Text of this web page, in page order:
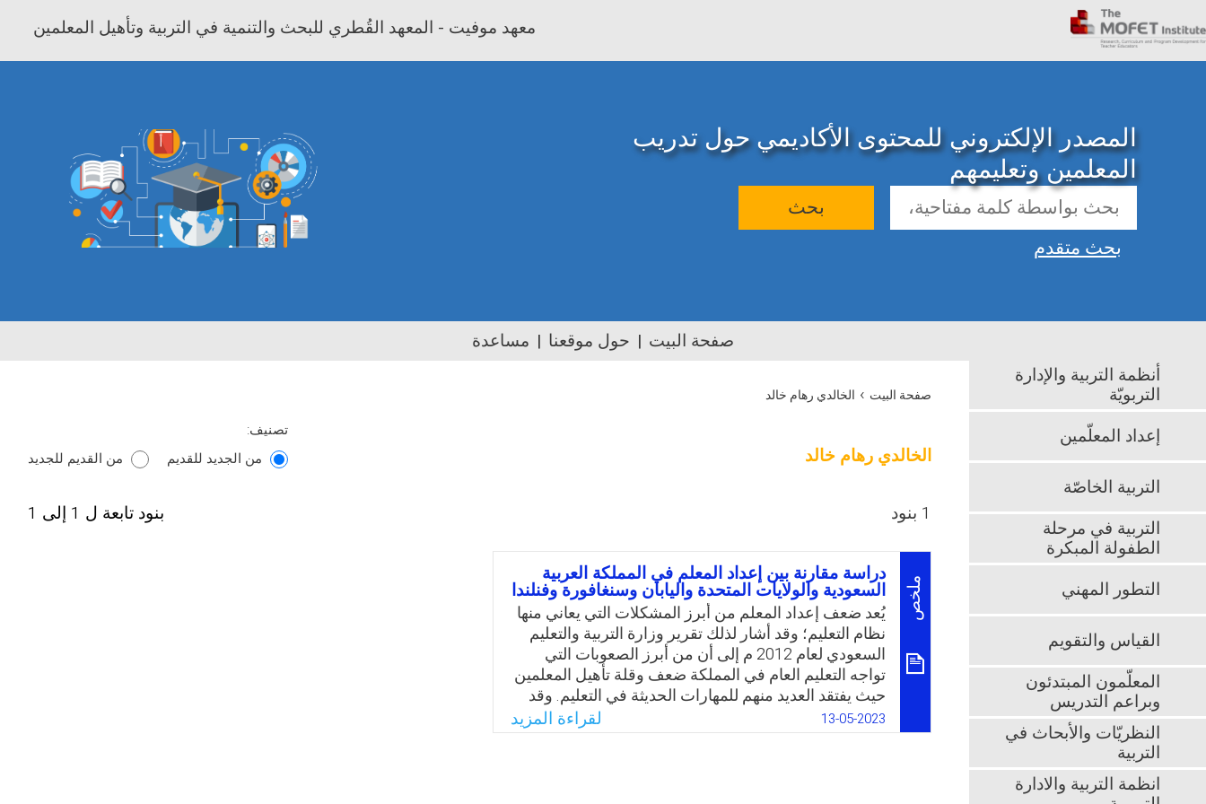
معهد موفيت - المعهد القُطري للبحث والتنمية في التربية وتأهيل المعلمين
المصدر الإلكتروني للمحتوى الأكاديمي حول تدريب
المعلمين وتعليمهم
بحث
بحث متقدم
صفحة البيت حول موقعنا مساعدة
صفحة البيت › الخالدي رهام خالد
الخالدي رهام خالد
تصنيف:
من الجديد للقديم
من القديم للجديد
1 بنود بنود تابعة ل 1 إلى 1
ملخص
دراسة مقارنة بين إعداد المعلم في المملكة العربية
السعودية والولايات المتحدة واليابان وسنغافورة وفنلندا
يُعد ضعف إعداد المعلم من أبرز المشكلات التي يعاني منها
نظام التعليم؛ وقد أشار لذلك تقرير وزارة التربية والتعليم
السعودي لعام 2012 م إلى أن من أبرز الصعوبات التي
تواجه التعليم العام في المملكة ضعف وقلة تأهيل المعلمين
حيث يفتقد العديد منهم للمهارات الحديثة في التعليم. وقد
أوصت العديد من الدراسات السابقة على ضرورة الاهتمام
بتطوير برامج إعداد المعلمين بما يواكب مستجدات العصر
13-05-2023 لقراءة المزيد
أنظمة التربية والإدارة
التربويّة
إعداد المعلّمين
التربية الخاصّة
التربية في مرحلة
الطفولة المبكرة
التطور المهني
القياس والتقويم
المعلّمون المبتدئون
وبراعم التدريس
النظريّات والأبحاث في
التربية
انظمة التربية والادارة